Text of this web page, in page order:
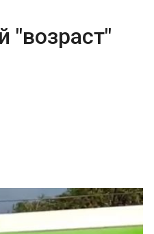
"возраст"